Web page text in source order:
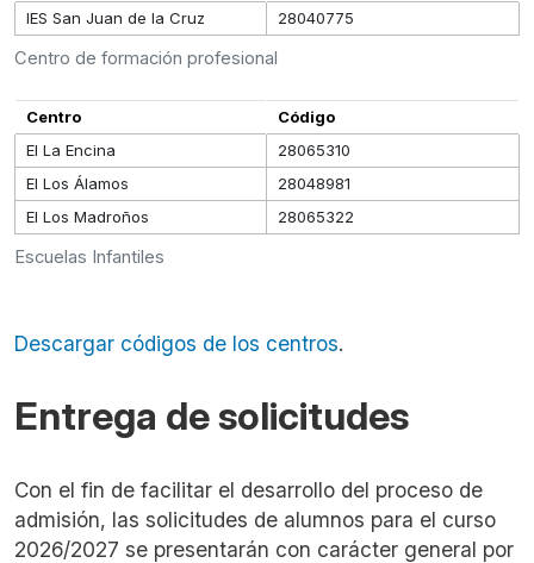
Centro de formación profesional
IES San Juan de la Cruz
28040775
Escuelas Infantiles
Centro
Código
EI La Encina
28065310
EI Los Álamos
28048981
EI Los Madroños
28065322
Descargar códigos de los centros.
Entrega de solicitudes
Con el fin de facilitar el desarrollo del proceso de
admisión, las solicitudes de alumnos para el curso
2026/2027 se presentarán con carácter general por